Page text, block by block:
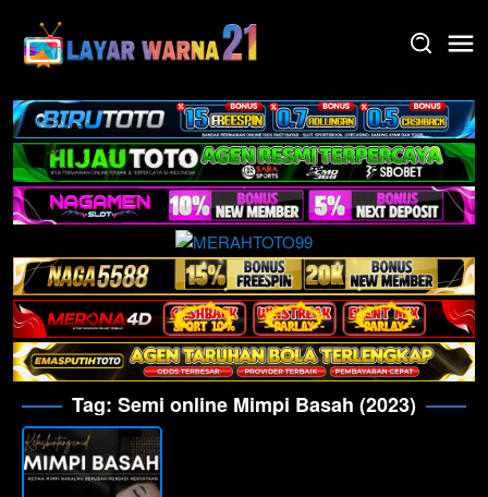
content
Tag: Semi online Mimpi Basah (2023)